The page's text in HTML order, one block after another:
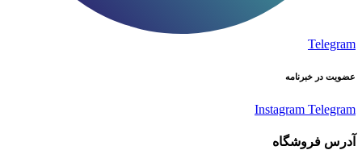
Telegram
عضویت در خبرنامه
Instagram Telegram
آدرس فروشگاه